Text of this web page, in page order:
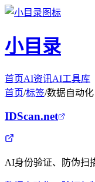
小目录
首页AI资讯AI工具库
首页/标签/数据自动化
IDScan.net
AI身份验证、防伪扫